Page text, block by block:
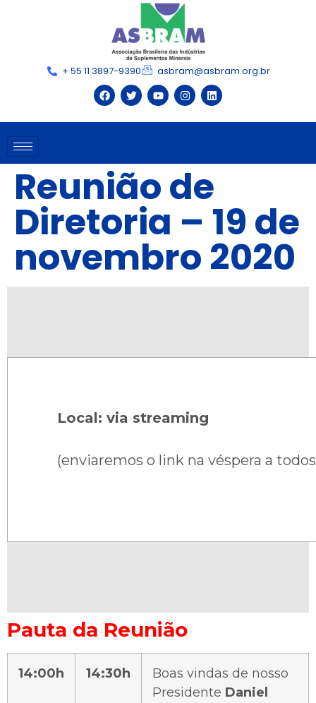
+ 55 11 3897-9390 asbram@asbram.org.br
Reunião de
Diretoria – 19 de
novembro 2020
Local: via streaming
(enviaremos o link na véspera a
Pauta da Reunião
14:00h 14:30h
Boas vindas de nosso
Presidente Daniel